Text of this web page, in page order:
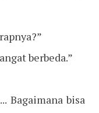
berbeda.”
Bagaimana bisa